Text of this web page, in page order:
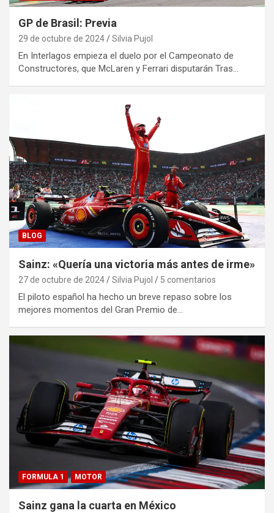
GP de Brasil: Previa
29 de octubre de 2024 Silvia Pujol
En Interlagos empieza el duelo por el Campeonato de
Constructores, que McLaren y Ferrari disputarán Tras…
BLOG
Sainz: «Quería una victoria más antes de irme»
27 de octubre de 2024 Silvia Pujol 5 comentarios
El piloto español ha hecho un breve repaso sobre los
mejores momentos del Gran Premio de…
FORMULA 1 MOTOR
Sainz gana la cuarta en México